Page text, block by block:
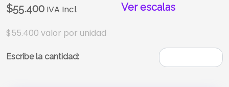
$55.400 IVA Incl. Ver escalas
$55.400 valor por unidad
Escribe la cantidad: